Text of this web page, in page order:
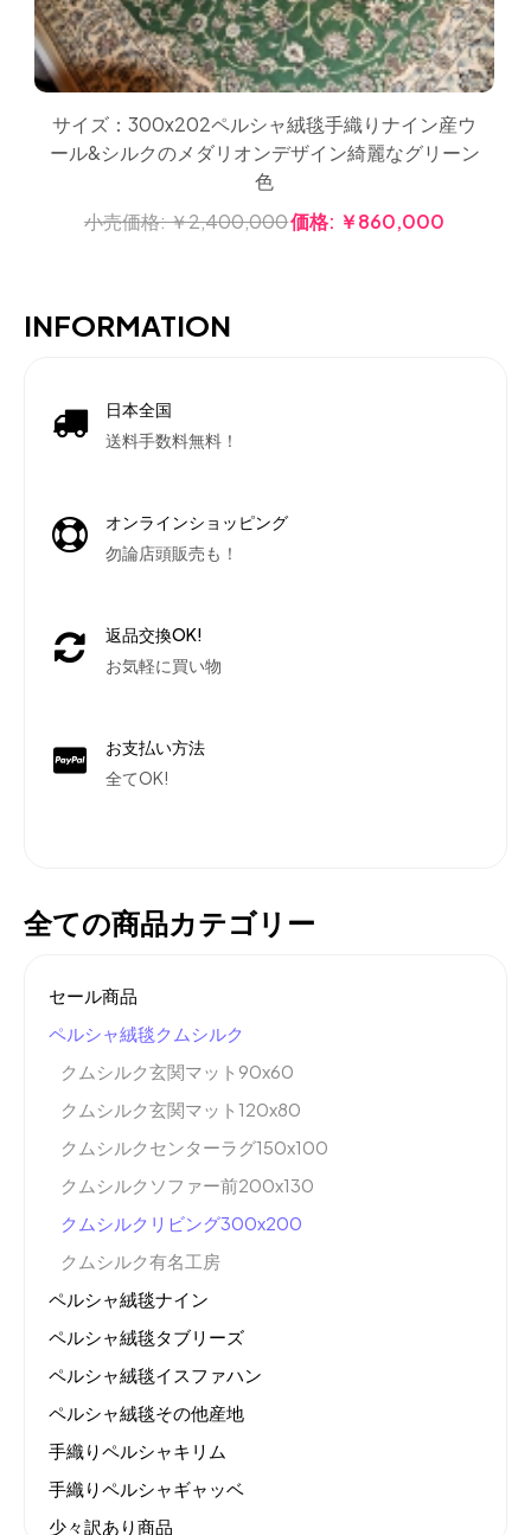
サイズ：300x202ペルシャ絨毯手織りナイン産ウ
ール&シルクのメダリオンデザイン綺麗なグリーン
色
小売価格:￥2,400,000価格: ￥860,000
INFORMATION
日本全国
送料手数料無料！
オンラインショッピング
勿論店頭販売も！
返品交換OK!
お気軽に買い物
お支払い方法
全てOK!
全ての商品カテゴリー
セール商品
ペルシャ絨毯クムシルク
クムシルク玄関マット90x60
クムシルク玄関マット120x80
クムシルクセンターラグ150x100
クムシルクソファー前200x130
クムシルクリビング300x200
クムシルク有名工房
ペルシャ絨毯ナイン
ペルシャ絨毯タブリーズ
ペルシャ絨毯イスファハン
ペルシャ絨毯その他産地
手織りペルシャキリム
手織りペルシャギャッベ
少々訳あり商品